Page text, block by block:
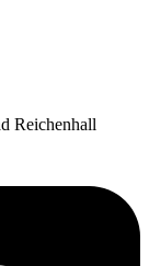
Reichenhall